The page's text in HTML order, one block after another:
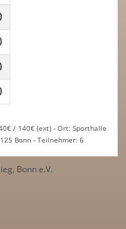
/ 140€ (ext) - Ort: Sporthalle
Bonn - Teilnehmer: 6
Bonn e.V.